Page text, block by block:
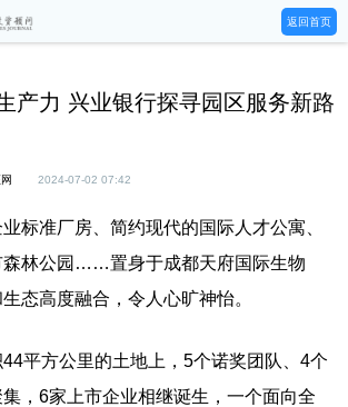
返回首页
产力 兴业银行探寻园区服务新路
2024-07-02 07:42
准厂房、简约现代的国际人才公寓、
森林公园……置身于成都天府国际生物
态高度融合，令人心旷神怡。
方公里的土地上，5个诺奖团队、4个
，6家上市企业相继诞生，一个面向全